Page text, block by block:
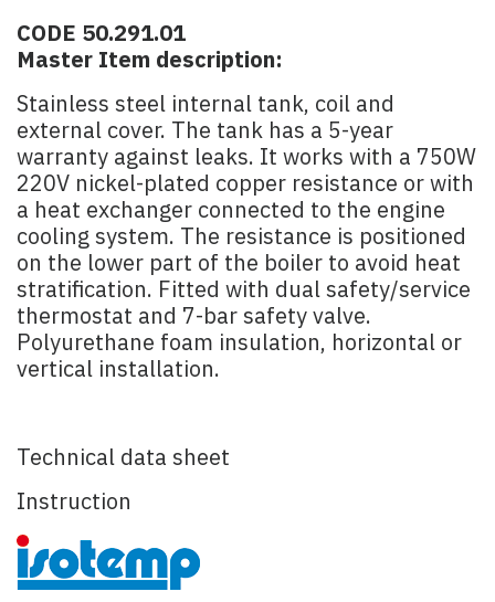
CODE 50.291.01
Master Item description:
Stainless steel internal tank, coil and
external cover. The tank has a 5-year
warranty against leaks. It works with a 750W
220V nickel-plated copper resistance or with
a heat exchanger connected to the engine
cooling system. The resistance is positioned
on the lower part of the boiler to avoid heat
stratification. Fitted with dual safety/service
thermostat and 7-bar safety valve.
Polyurethane foam insulation, horizontal or
vertical installation.
Technical data sheet
Instruction